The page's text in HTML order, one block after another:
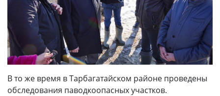
В то же время в Тарбагатайском районе проведены
обследования паводкоопасных участков.